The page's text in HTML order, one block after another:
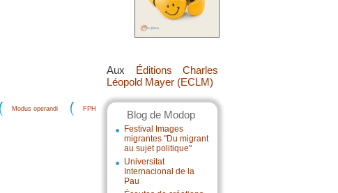
Aux Éditions Charles
Léopold Mayer (ECLM)
Blog de Modop
Festival Images
migrantes "Du migrant
au sujet politique"
Universitat
Internacional de la
Pau
Modus operandi FPH